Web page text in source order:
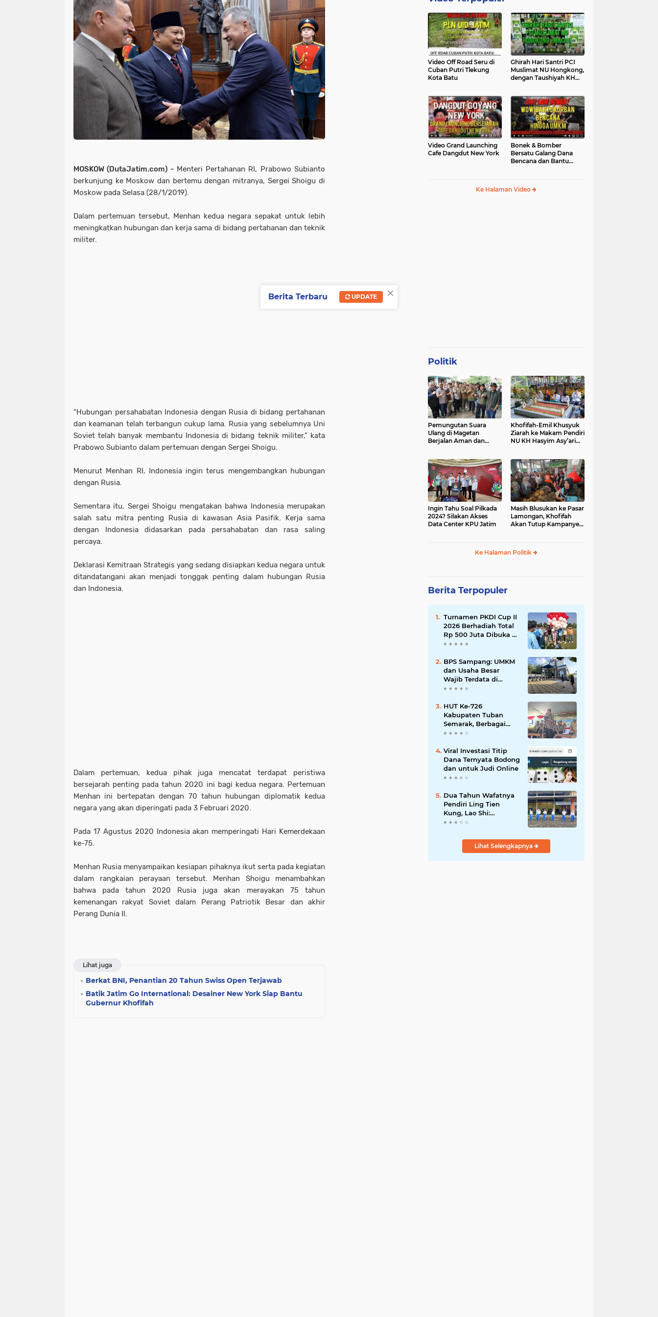
MOSKOW (DutaJatim.com) -Menteri Pertahanan RI, Prabowo Subianto
berkunjung ke Moskow dan bertemu dengan mitranya, Sergei Shoigu di
Moskow pada Selasa (28/1/2019).
Dalam pertemuan tersebut, Menhan kedua negara sepakat untuk lebih
meningkatkan hubungan dan kerja sama di bidang pertahanan dan teknik
militer.
“Hubungan persahabatan Indonesia dengan Rusia di bidang pertahanan
dan keamanan telah terbangun cukup lama. Rusia yang sebelumnya Uni
Soviet telah banyak membantu Indonesia di bidang teknik militer,” kata
Prabowo Subianto dalam pertemuan dengan Sergei Shoigu.
Menurut Menhan RI, Indonesia ingin terus mengembangkan hubungan
dengan Rusia.
Sementara itu, Sergei Shoigu mengatakan bahwa Indonesia merupakan
salah satu mitra penting Rusia di kawasan Asia Pasifik. Kerja sama
dengan Indonesia didasarkan pada persahabatan dan rasa saling
percaya.
Deklarasi Kemitraan Strategis yang sedang disiapkan kedua negara untuk
ditandatangani akan menjadi tonggak penting dalam hubungan Rusia
dan Indonesia.
Dalam pertemuan, kedua pihak juga mencatat terdapat peristiwa
bersejarah penting pada tahun 2020 ini bagi kedua negara. Pertemuan
Menhan ini bertepatan dengan 70 tahun hubungan diplomatik kedua
negara yang akan diperingati pada 3 Februari 2020.
Pada 17 Agustus 2020 Indonesia akan memperingati Hari Kemerdekaan
ke-75.
Menhan Rusia menyampaikan kesiapan pihaknya ikut serta pada kegiatan
dalam rangkaian perayaan tersebut. Menhan Shoigu menambahkan
bahwa pada tahun 2020 Rusia juga akan merayakan 75 tahun
kemenangan rakyat Soviet dalam Perang Patriotik Besar dan akhir
Perang Dunia II.
Lihat juga
Berkat BNI, Penantian 20 Tahun Swiss Open Terjawab
Batik Jatim Go International: Desainer New York Siap Bantu
Gubernur Khofifah
Video Off Road Seru di
Cuban Putri Tlekung
Kota Batu
Ghirah Hari Santri PCI
Muslimat NU Hongkong,
dengan Taushiyah KH
Video Grand Launching
Cafe Dangdut New York
Bonek & Bomber
Bersatu Galang Dana
Bencana dan Bantu
Ke Halaman Video
Politik
Pemungutan Suara
Ulang di Magetan
Berjalan Aman dan
Khofifah-Emil Khusyuk
Ziarah ke Makam Pendiri
NU KH Hasyim Asy’ari
Ingin Tahu Soal Pilkada
2024? Silakan Akses
Data Center KPU Jatim
Masih Blusukan ke Pasar
Lamongan, Khofifah
Akan Tutup Kampanye
Ke Halaman Politik
Berita Terpopuler
Turnamen PKDI Cup II
2026 Berhadiah Total
Rp 500 Juta Dibuka di
Jombang, Ketua PKDI
Mahdi: Ajang
Silaturrahmi dan
Media Komunikasi
Antar-Kades untuk
BPS Sampang: UMKM
dan Usaha Besar
Wajib Terdata di
Sensus Ekonomi 2026,
Sasaran
HUT Ke-726
Kabupaten Tuban
Semarak, Berbagai
Prestasinya Pun
Viral Investasi Titip
Dana Ternyata Bodong
dan untuk Judi Online
Dua Tahun Wafatnya
Pendiri Ling Tien
Kung, Lao Shi:
Amanah Harus Kita
Lihat Selengkapnya
×
Berita Terbaru UPDATE